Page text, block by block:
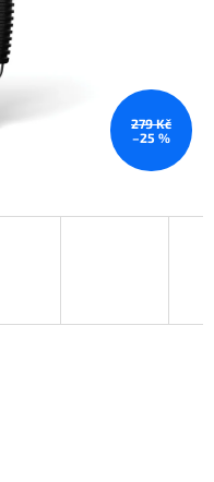
279 Kč
–25 %